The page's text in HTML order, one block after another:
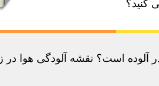
کنید؟
است؟ نقشه آلودگی هوا در زمان واقعی